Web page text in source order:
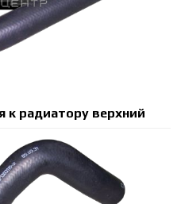
к радиатору верхний